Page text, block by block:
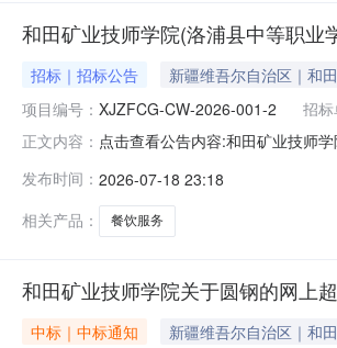
和田矿业技师学院(洛浦县中等职
招标｜招标公告 新疆维吾尔自治区｜和
项目编号： XJZFCG-CW-2026-001-2 招标
正文内容： 点击查看公告内容:和田矿业技师
发布时间： 2026-07-18 23:18
相关产品：
餐饮服务
和田矿业技师学院关于圆钢的网上
中标｜中标通知 新疆维吾尔自治区｜和